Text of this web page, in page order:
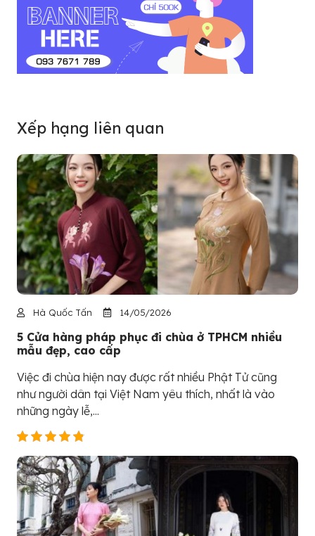
Xếp hạng liên quan
Hà Quốc Tấn 14/05/2026
5 Cửa hàng pháp phục đi chùa ở TPHCM nhiều
mẫu đẹp, cao cấp
Việc đi chùa hiện nay được rất nhiều Phật Tử cũng
như người dân tại Việt Nam yêu thích, nhất là vào
những ngày lễ,...